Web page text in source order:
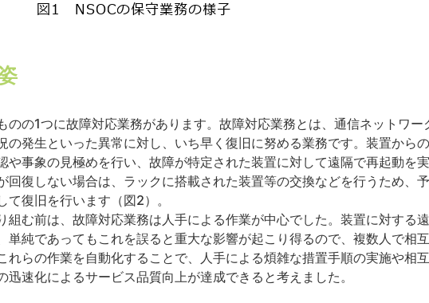
のの1つに故障対応業務があります。故障対応業務とは、通信ネットワー
の発生といった異常に対し、いち早く復旧に努める業務です。装置から
や事象の見極めを行い、故障が特定された装置に対して遠隔で再起動を
回復しない場合は、ラックに搭載された装置等の交換などを行うため、
復旧を行います（図2）。
組む前は、故障対応業務は人手による作業が中心でした。装置に対する
単純であってもこれを誤ると重大な影響が起こり得るので、複数人で相
れらの作業を自動化することで、人手による煩雑な措置手順の実施や相
速化によるサービス品質向上が達成できると考えました。